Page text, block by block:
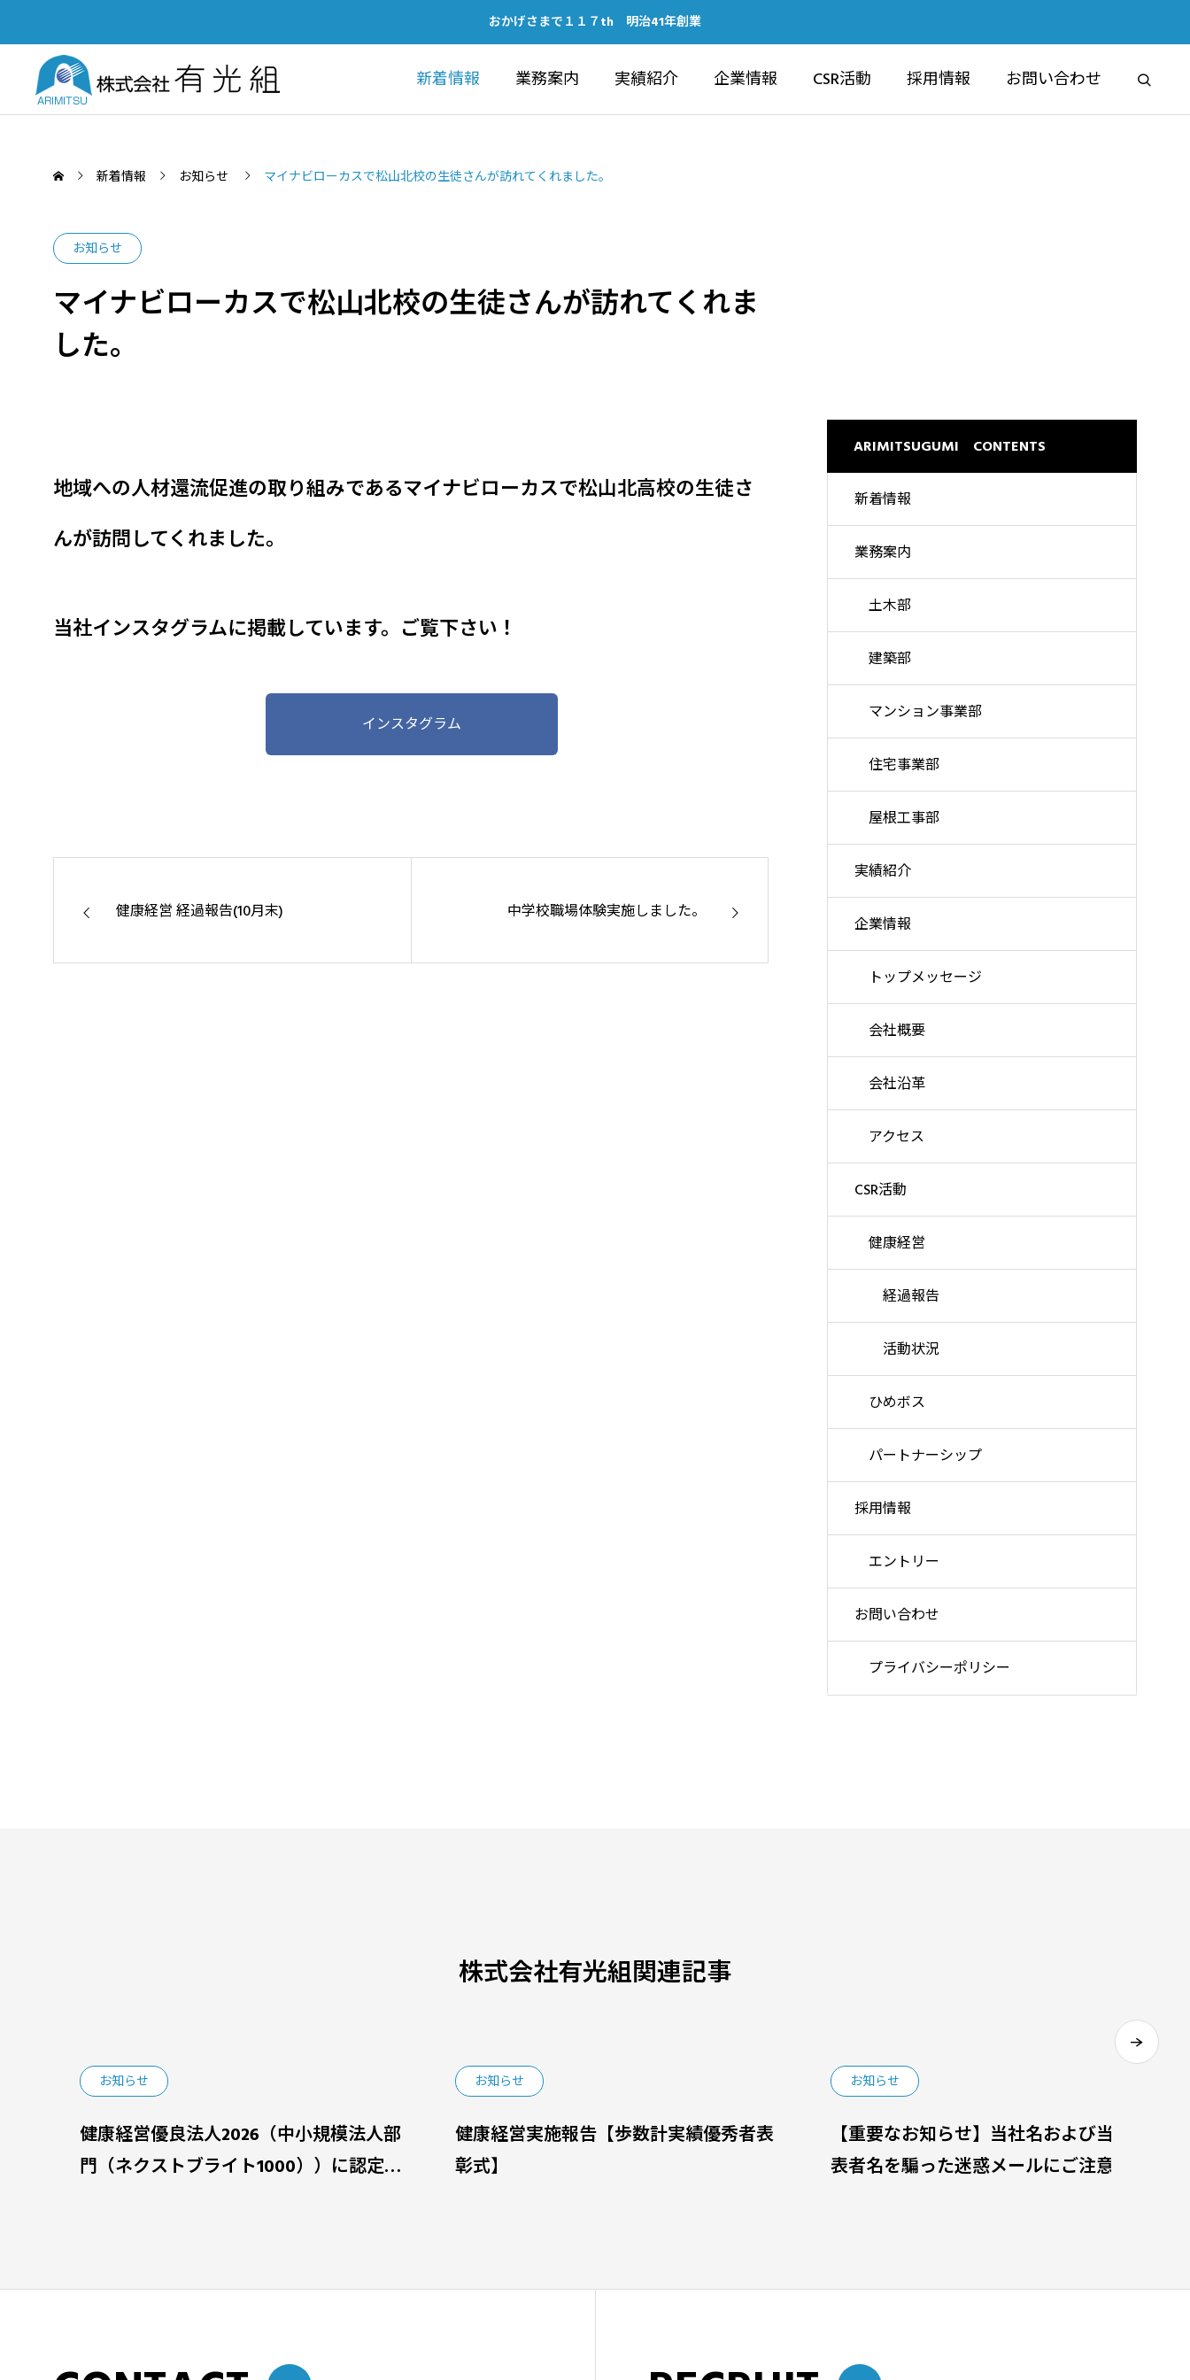
おかげさまで１１７th 明治41年創業
新着情報 業務案内 実績紹介 企業情報 CSR活動 採用情報 お問い合わせ
「四国建設業BCP等審査会」優秀
SERVICE
業務案内 PUBLIC WORKS ARCHITECTURE
新着情報 お知らせ マイナビローカスで松山北校の生徒さんが訪れてくれました。
お知らせ
マイナビローカスで松山北校の生徒さんが訪れてくれま
した。
地域への人材還流促進の取り組みであるマイナビローカスで松山北高校の生徒さ
んが訪問してくれました。
当社インスタグラムに掲載しています。ご覧下さい！
インスタグラム
健康経営 経過報告(10月末) 中学校職場体験実施しました。
ARIMITSUGUMI CONTENTS
新着情報
業務案内
土木部
建築部
マンション事業部
住宅事業部
屋根工事部
実績紹介
企業情報
トップメッセージ
会社概要
会社沿革
アクセス
CSR活動
健康経営
経過報告
活動状況
ひめボス
パートナーシップ
採用情報
エントリー
お問い合わせ
プライバシーポリシー
株式会社有光組関連記事
お知らせ
健康経営優良法人2026（中小規模法人部
門（ネクストブライト1000））に認定さ
お知らせ
健康経営実施報告【歩数計実績優秀者表
彰式】
お知らせ
【重要なお知らせ】当社名および当社代
表者名を騙った迷惑メールにご注意くだ